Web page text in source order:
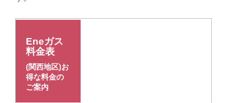
Eneガス
料金表
(関西地区)お
得な料金の
ご案内